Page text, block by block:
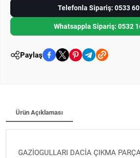
Telefonla Sipariş: 0533
Whatsappla Sipariş: 0532
Paylaş
Ürün Açıklaması
GAZİOGULLARI DACİA ÇIKMA